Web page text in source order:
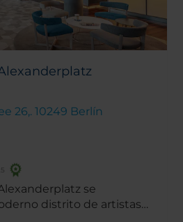
26,. 10249 Berlín
se
distrito de artistas